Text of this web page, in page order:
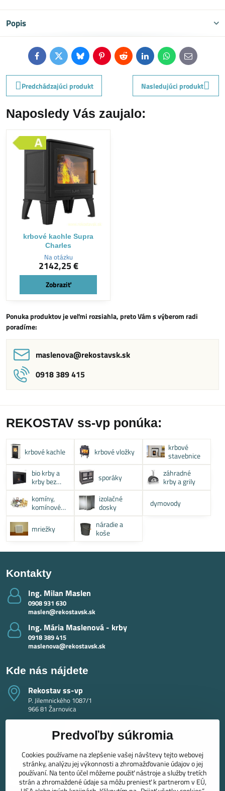
Popis
FacebookTwitterBlueskyPinterestReddit LinkedInWhatsApp
E-
mail
Predchádzajúci produkt
Nasledujúci produkt
Naposledy Vás zaujalo:
krbové kachle Supra
Charles
Na otázku
2142,25 €
Zobraziť
Ponuka produktov je veľmi rozsiahla, preto Vám s výberom radi
poradíme:
maslenova​@rekostavsk​.sk
0918 389 415
REKOSTAV ss-vp ponúka:
krbové kachle krbové vložky
krbové
stavebnice
bio krby a
krby bez
komína
sporáky
záhradné
krby a grily
komíny,
komínové
systémy
izolačné
dosky
dymovody
mriežky
náradie a
koše
Kontakty
Ing​. Milan Maslen
0908 931 630
maslen@rekostavsk.sk
Ing​. Mária Maslenová - krby
0918 389 415
maslenova@rekostavsk.sk
Kde nás nájdete
Rekostav ss-vp
P. Jilemnického 1087/1
966 81 Žarnovica
Predvoľby súkromia
Cookies používame na zlepšenie vašej návštevy tejto webovej
stránky, analýzu jej výkonnosti a zhromažďovanie údajov o jej
používaní. Na tento účel môžeme použiť nástroje a služby tretích
strán a zhromaždené údaje sa môžu preniesť k partnerom v EÚ,